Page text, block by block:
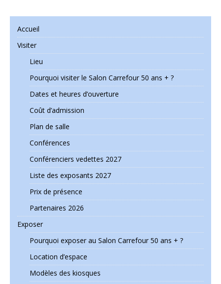
Accueil
Visiter
Lieu
Pourquoi visiter le Salon Carrefour 50 ans + ?
Dates et heures d’ouverture
Coût d’admission
Plan de salle
Conférences
Conférenciers vedettes 2027
Liste des exposants 2027
Prix de présence
Partenaires 2026
Exposer
Pourquoi exposer au Salon Carrefour 50 ans + ?
Location d’espace
Modèles des kiosques